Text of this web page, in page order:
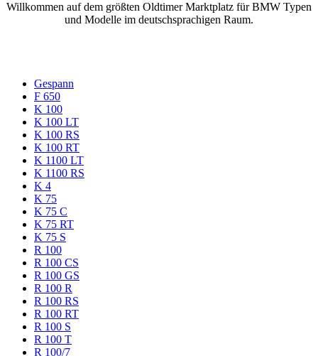
Willkommen auf dem größten Oldtimer Marktplatz für BMW Typen
und Modelle im deutschsprachigen Raum.
Gespann
F 650
K 100
K 100 LT
K 100 RS
K 100 RT
K 1100 LT
K 1100 RS
K 4
K 75
K 75 C
K 75 RT
K 75 S
R 100
R 100 CS
R 100 GS
R 100 R
R 100 RS
R 100 RT
R 100 S
R 100 T
R 100/7